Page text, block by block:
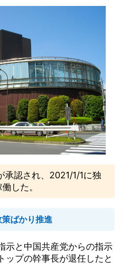
承認され、2021/1/1に独
した。
ばかり推進
示と中国共産党からの指示
ップの幹事長が退任したと